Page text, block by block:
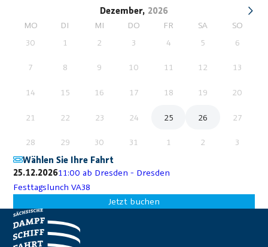
Dezember, 2026
MO
DI MI DO FR SA
SO
30
1 2 3 4 5 6
7 8 9 10 11 12 13
14 15 16 17 18 19 20
21 22 23 24 25 26 27
28 29 30 31 1 2
3
Wählen Sie Ihre Fahrt
25.12.202611:00 ab Dresden - Dresden
Festtagslunch VA38
Jetzt buchen